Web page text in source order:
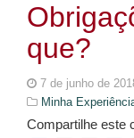
que?
7 de junho de
Minha
Compartilhe este